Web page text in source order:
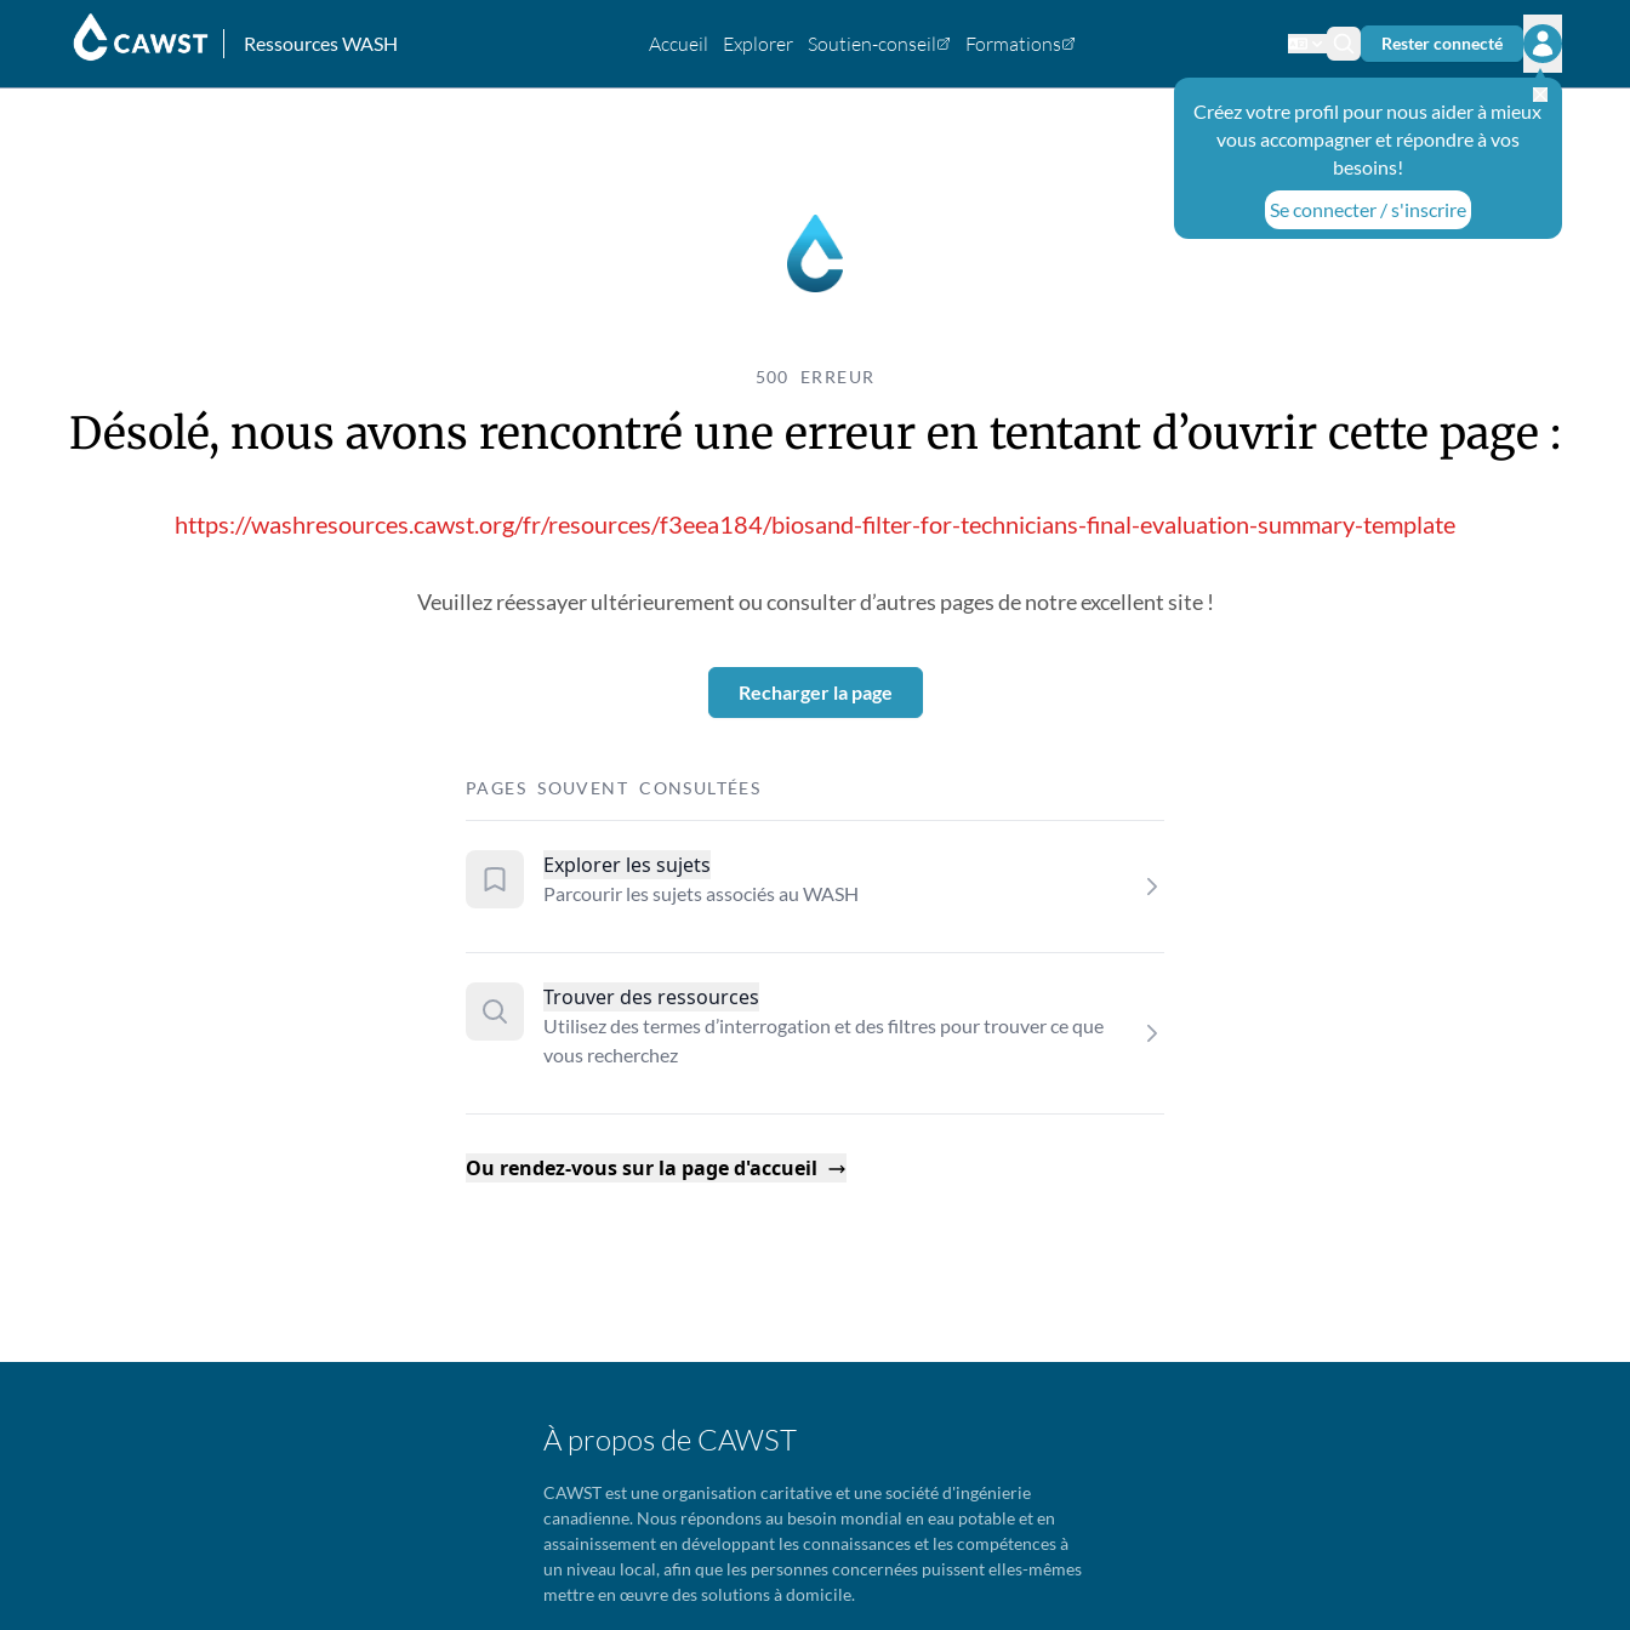
Ressources WASH Accueil Explorer Soutien-conseil Formations Changer de langue
Icône de recherche
Rester connecté
Ouvrir le
Créez votre profil pour nous aider à mieux
vous accompagner et répondre à vos
besoins!
Se connecter / s'inscrire
500 ERREUR
Désolé, nous avons rencontré une erreur en tentant d’ouvrir cette page :
https://washresources.cawst.org/fr/resources/f3eea184/biosand-filter-for-technicians-final-evaluation-summary-template
Veuillez réessayer ultérieurement ou consulter d’autres pages de notre excellent site !
Recharger la page
PAGES SOUVENT CONSULTÉES
Explorer les sujets
Parcourir les sujets associés au WASH
Trouver des ressources
Utilisez des termes d’interrogation et des filtres pour trouver ce que
vous recherchez
Ou rendez-vous sur la page d'accueil
À propos de CAWST
CAWST est une organisation caritative et une société d'ingénierie
canadienne. Nous répondons au besoin mondial en eau potable et en
assainissement en développant les connaissances et les compétences à
un niveau local, afin que les personnes concernées puissent elles-mêmes
mettre en œuvre des solutions à domicile.